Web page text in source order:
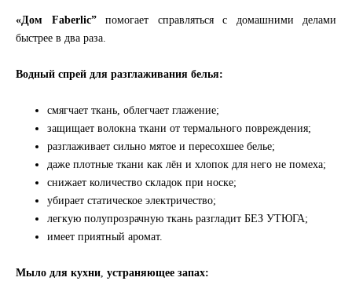
«Дом Faberlic”помогает справляться с домашними делами
быстрее в два раза.
Водный спрей для разглаживания белья:
смягчает ткань, облегчает глажение;
защищает волокна ткани от термального повреждения;
разглаживает сильно мятое и пересохшее белье;
даже плотные ткани как лён и хлопок для него не помеха;
снижает количество складок при носке;
убирает статическое электричество;
легкую полупрозрачную ткань разгладит БЕЗ УТЮГА;
имеет приятный аромат.
Мыло для кухни устраняющее запах: